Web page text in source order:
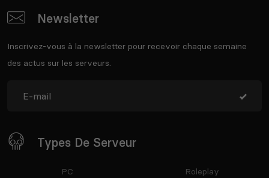
Newsletter
Inscrivez-vous à la newsletter pour recevoir chaque semaine
des actus sur les serveurs.
Types De Serveur
PC
Roleplay